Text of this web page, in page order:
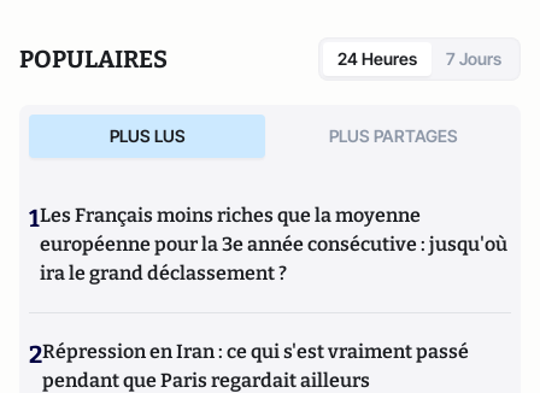
POPULAIRES 24 Heures 7 Jours
PLUS LUS PLUS PARTAGES
1Les Français moins riches que la moyenne
européenne pour la 3e année consécutive : jusqu'où
ira le grand déclassement ?
2Répression en Iran : ce qui s'est vraiment passé
pendant que Paris regardait ailleurs